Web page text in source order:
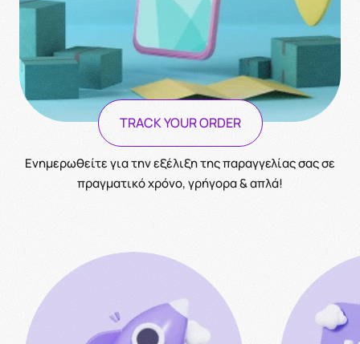
TRACK YOUR ORDER
Ενημερωθείτε για την εξέλιξη της παραγγελίας σας σε
πραγματικό χρόνο, γρήγορα & απλά!